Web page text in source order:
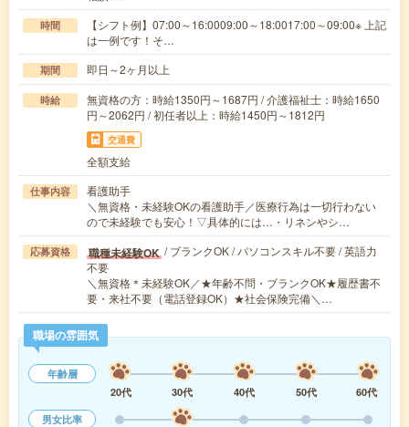
時間
【シフト例】07:00～16:0009:00～18:0017:00～09:00※ 上記
は一例です！そ…
期間 即日～2ヶ月以上
時給
無資格の方：時給1350円～1687円 / 介護福祉士：時給1650
円～2062円 / 初任者以上：時給1450円～1812円
交通費
全額支給
仕事内容
看護助手
＼無資格・未経験OKの看護助手／医療行為は一切行わない
ので未経験でも安心！▽具体的には…・リネンやシ…
応募資格 職種未経験OK / ブランクOK / パソコンスキル不要 / 英語力
不要
＼無資格＊未経験OK／★年齢不問・ブランクOK★履歴書不
要・来社不要（電話登録OK）★社会保険完備＼…
職場の雰囲気
年齢層
20代
30代 40代 50代
60代
男女比率